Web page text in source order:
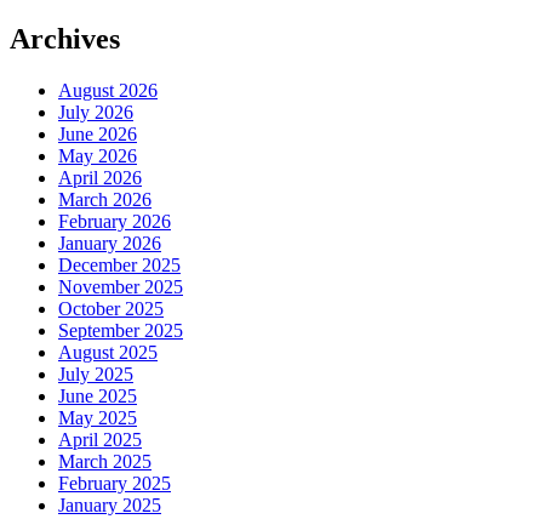
Archives
August 2026
July 2026
June 2026
May 2026
April 2026
March 2026
February 2026
January 2026
December 2025
November 2025
October 2025
September 2025
August 2025
July 2025
June 2025
May 2025
April 2025
March 2025
February 2025
January 2025